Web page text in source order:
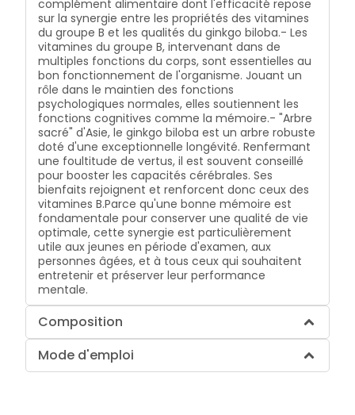
complément alimentaire dont l'efficacité repose
sur la synergie entre les propriétés des vitamines
du groupe B et les qualités du ginkgo biloba.- Les
vitamines du groupe B, intervenant dans de
multiples fonctions du corps, sont essentielles au
bon fonctionnement de l'organisme. Jouant un
rôle dans le maintien des fonctions
psychologiques normales, elles soutiennent les
fonctions cognitives comme la mémoire.- "Arbre
sacré" d'Asie, le ginkgo biloba est un arbre robuste
doté d'une exceptionnelle longévité. Renfermant
une foultitude de vertus, il est souvent conseillé
pour booster les capacités cérébrales. Ses
bienfaits rejoignent et renforcent donc ceux des
vitamines B.Parce qu'une bonne mémoire est
fondamentale pour conserver une qualité de vie
optimale, cette synergie est particulièrement
utile aux jeunes en période d'examen, aux
personnes âgées, et à tous ceux qui souhaitent
entretenir et préserver leur performance
mentale.
Composition
Mode d'emploi